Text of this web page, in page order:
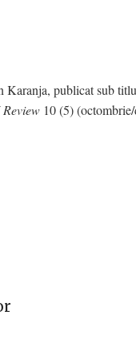
Karanja, publicat sub
10 (5)